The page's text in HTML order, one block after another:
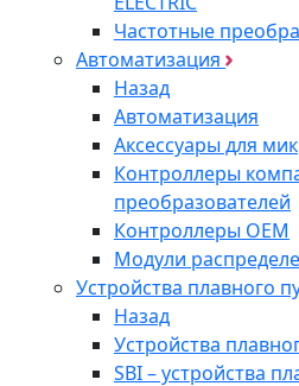
Частотные
Автоматизация
Назад
Автоматизация
Аксессуары для
Контроллеры
преобразователей
Контроллеры ОЕМ
Модули
Устройства плавного
Назад
Устройства
SBI – устройства